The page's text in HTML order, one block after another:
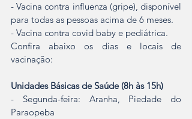
- Vacina contra influenza (gripe), disponível
para todas as pessoas acima de 6 meses.
- Vacina contra covid baby e pediátrica.
Confira abaixo os dias e locais de
vacinação:
Unidades Básicas de Saúde (8h às 15h)
- Segunda-feira: Aranha, Piedade do
Paraopeba